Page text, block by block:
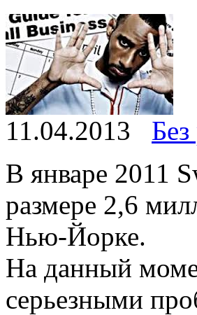
11.04.2013
В январе 2011
размере 2,6
Нью-Йорке.
На данный
серьезными